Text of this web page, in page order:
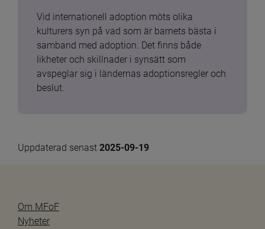
Vid internationell adoption möts olika
kulturers syn på vad som är barnets bästa i
samband med adoption. Det finns både
likheter och skillnader i synsätt som
avspeglar sig i ländernas adoptionsregler och
beslut.
Uppdaterad senast 2025-09-19
Om MFoF
Nyheter